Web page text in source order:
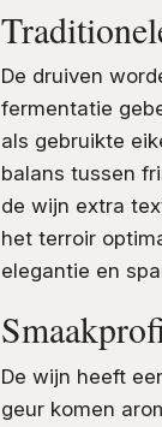
De druiven
fermentatie
als gebruikte
balans tussen
de wijn extra
het terroir
elegantie en
De wijn heeft
geur komen